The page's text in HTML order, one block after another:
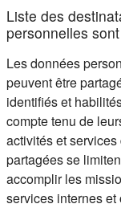
Liste des
personnelles
Les données
peuvent être
identifiés et
compte tenu de
activités et
partagées se
accomplir les
services internes et